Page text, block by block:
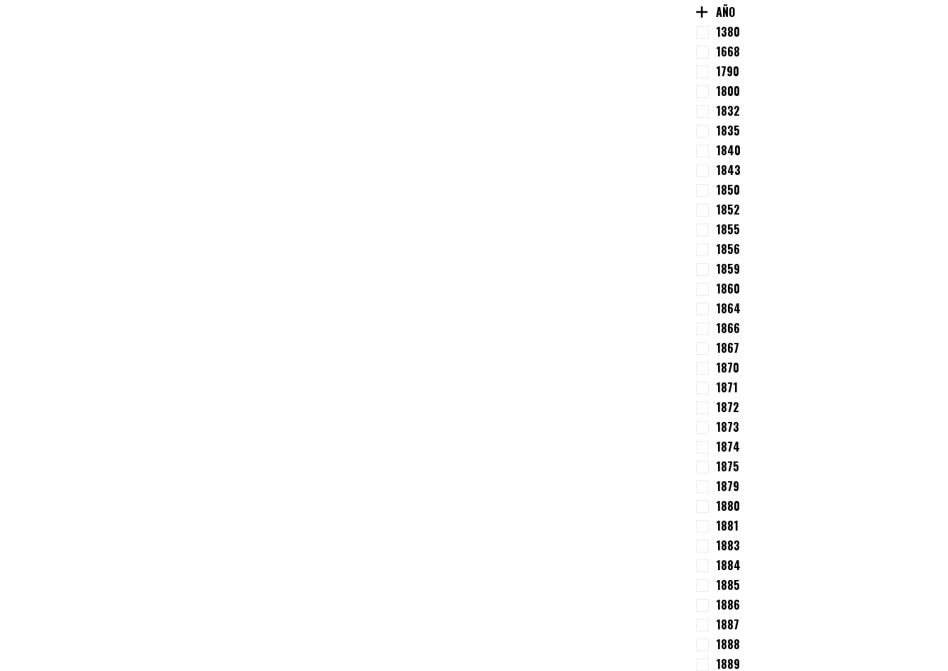
AÑO
1380
1668
1790
1800
1832
1835
1840
1843
1850
1852
1855
1856
1859
1860
1864
1866
1867
1870
1871
1872
1873
1874
1875
1879
1880
1881
1883
1884
1885
1886
1887
1888
1889